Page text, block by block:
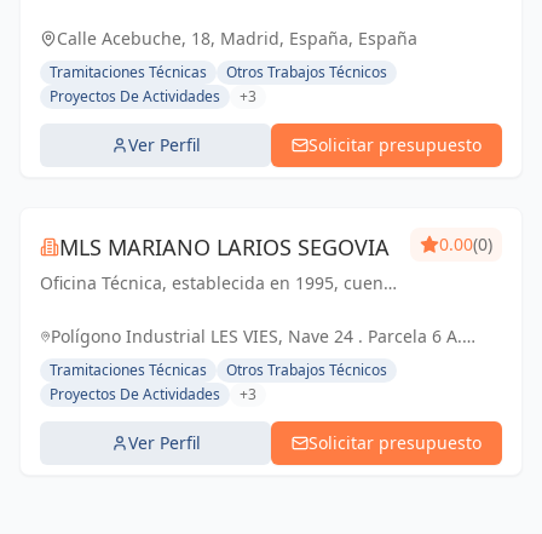
equipo propia para reformas integrales
Calle Acebuche, 18, Madrid, España, España
Tramitaciones Técnicas
Otros Trabajos Técnicos
Proyectos De Actividades
+3
Ver Perfil Solicitar presupuesto
MLS MARIANO LARIOS SEGOVIA
Oficina Técnica, establecida en 1995, cuenta
proyectos, ingeniería eléctrica y montajes
0.00(0)
Polígono Industrial LES VIES, Nave 24 . Parcela 6 A.
33199 - Siero - Asturias, España
Tramitaciones Técnicas
Otros Trabajos Técnicos
Proyectos De Actividades
+3
Ver Perfil Solicitar presupuesto